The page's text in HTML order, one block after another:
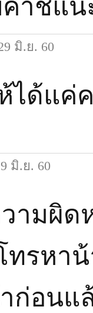
ำชี้แน
มิ.ย. 60
ได้แค่
มิ.ย. 60
ามผิด
รหาน้
ก่อนแ